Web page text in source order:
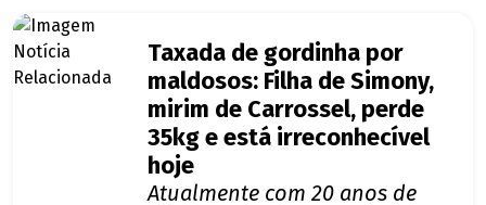
Taxada de gordinha por
maldosos: Filha de Simony,
mirim de Carrossel, perde
35kg e está irreconhecível
hoje
Atualmente com 20 anos de